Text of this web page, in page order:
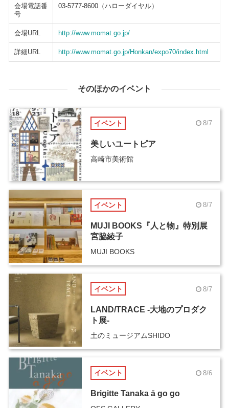
会場電話番
号
03-5777-8600（ハローダイヤル）
会場URL http://www.momat.go.jp/
詳細URL http://www.momat.go.jp/Honkan/expo70/index.html
そのほかのイベント
イベント 8/7
美しいユートピア
高崎市美術館
イベント 8/7
MUJI BOOKS『人と物』特別展
宮脇綾子
MUJI BOOKS
イベント 8/7
LAND/TRACE -大地のプロダク
ト展-
土のミュージアムSHIDO
イベント 8/6
Brigitte Tanaka ā go go